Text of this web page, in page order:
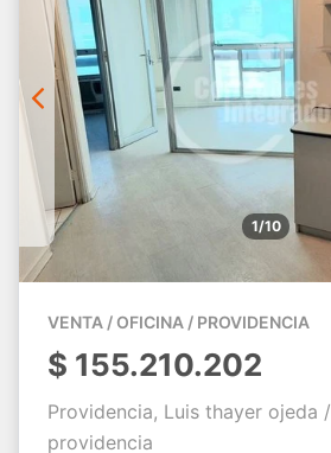
1/10
VENTA / OFICINA / PROVIDENCIA
$ 155.210.202
Providencia, Luis thayer ojeda /
providencia